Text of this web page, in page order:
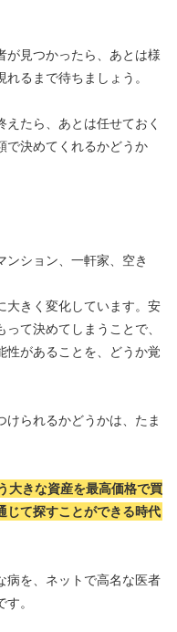
が見つかったら、あとは様
るまで待ちましょう。
たら、あとは任せておく
で決めてくれるかどうか
ンション、一軒家、空き
大きく変化しています。安
て決めてしまうことで、
性があることを、どうか覚
られるかどうかは、たま
大きな資産を最高価格で買
じて探すことができる時代
病を、ネットで高名な医者
。